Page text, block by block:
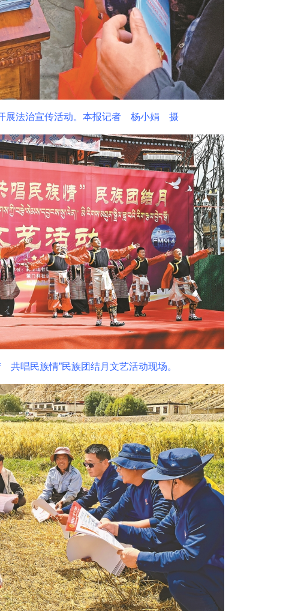
法治宣传活动。本报记者 杨小娟 摄
民族情”民族团结月文艺活动现场。